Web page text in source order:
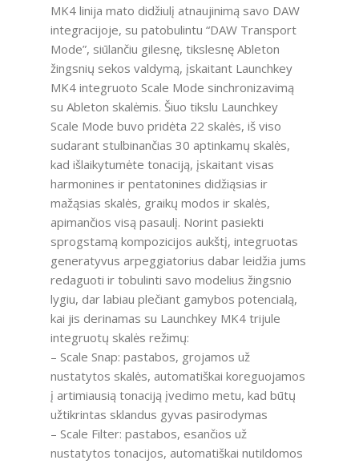
MK4 linija mato didžiulį atnaujinimą savo DAW
integracijoje, su patobulintu “DAW Transport
Mode”, siūlančiu gilesnę, tikslesnę Ableton
žingsnių sekos valdymą, įskaitant Launchkey
MK4 integruoto Scale Mode sinchronizavimą
su Ableton skalėmis. Šiuo tikslu Launchkey
Scale Mode buvo pridėta 22 skalės, iš viso
sudarant stulbinančias 30 aptinkamų skalės,
kad išlaikytumėte tonaciją, įskaitant visas
harmonines ir pentatonines didžiąsias ir
mažąsias skalės, graikų modos ir skalės,
apimančios visą pasaulį. Norint pasiekti
sprogstamą kompozicijos aukštį, integruotas
generatyvus arpeggiatorius dabar leidžia jums
redaguoti ir tobulinti savo modelius žingsnio
lygiu, dar labiau plečiant gamybos potencialą,
kai jis derinamas su Launchkey MK4 trijule
integruotų skalės režimų:
– Scale Snap: pastabos, grojamos už
nustatytos skalės, automatiškai koreguojamos
į artimiausią tonaciją įvedimo metu, kad būtų
užtikrintas sklandus gyvas pasirodymas
– Scale Filter: pastabos, esančios už
nustatytos tonacijos, automatiškai nutildomos